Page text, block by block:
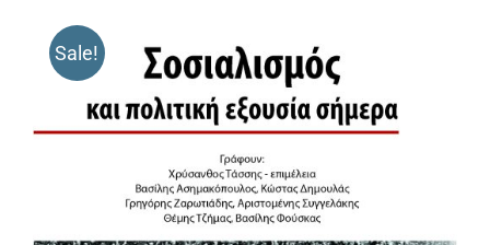
Sale!